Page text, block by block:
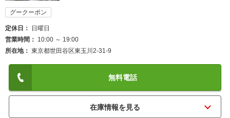
グークーポン
定休日
日曜日
営業時間
10:00 ～ 19:00
所在地
東京都世田谷区東玉川2-31-9
無料電話